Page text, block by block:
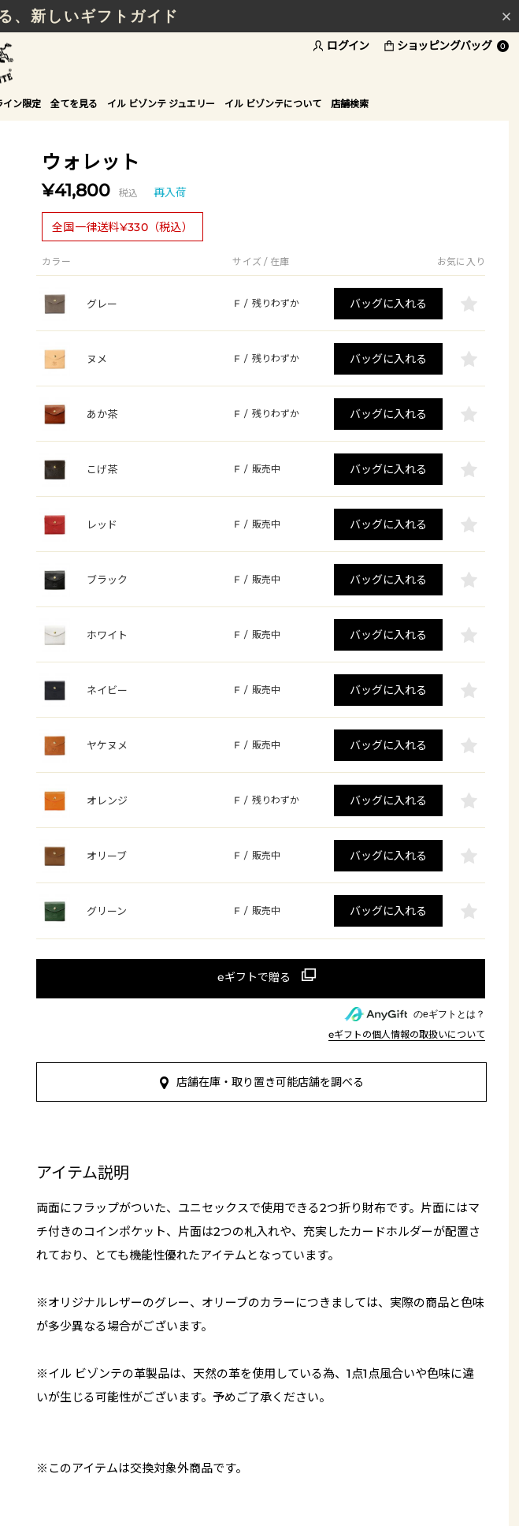
、新しいギフトガイド
ログイン ショッピングバッグ 0
イン限定 全てを見る イル ビゾンテ ジュエリー イル ビゾンテについて 店舗検索
ウォレット
¥41,800 税込 再入荷
全国一律送料¥330（税込）
カラー サイズ / 在庫 お気に入り
グレー F / 残りわずか バッグに入れる
ヌメ F / 残りわずか バッグに入れる
あか茶 F / 残りわずか バッグに入れる
こげ茶 F / 販売中 バッグに入れる
レッド F / 販売中 バッグに入れる
ブラック F / 販売中 バッグに入れる
ホワイト F / 販売中 バッグに入れる
ネイビー F / 販売中 バッグに入れる
ヤケヌメ F / 販売中 バッグに入れる
オレンジ F / 残りわずか バッグに入れる
オリーブ F / 販売中 バッグに入れる
グリーン F / 販売中 バッグに入れる
のeギフトとは？
eギフトの個人情報の取扱いについて
店舗在庫・取り置き可能店舗を調べる
アイテム説明
両面にフラップがついた、ユニセックスで使用できる2つ折り財布です。片面にはマ
チ付きのコインポケット、片面は2つの札入れや、充実したカードホルダーが配置さ
れており、とても機能性優れたアイテムとなっています。
※オリジナルレザーのグレー、オリーブのカラーにつきましては、実際の商品と色味
が多少異なる場合がございます。
※イル ビゾンテの革製品は、天然の革を使用している為、1点1点風合いや色味に違
いが生じる可能性がございます。予めご了承ください。
※このアイテムは交換対象外商品です。